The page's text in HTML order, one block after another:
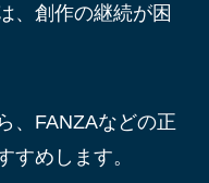
、創作の継続が困
、FANZAなどの正
すめします。